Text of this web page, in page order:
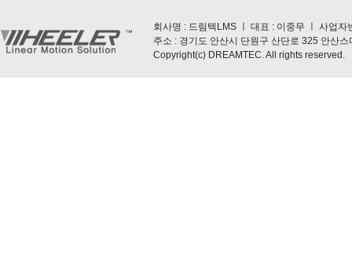
회사명 : 드림텍LMS ㅣ 대표 : 이중무 ㅣ 사업
주소 : 경기도 안산시 단원구 산단로 325 안산
Copyright(c) DREAMTEC. All rights reserved.